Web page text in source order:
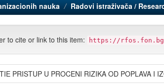
nauka Radovi istraživača /
to cite or link to this item: https://
PRISTUP U PROCENI RIZIKA OD POPLAVA I